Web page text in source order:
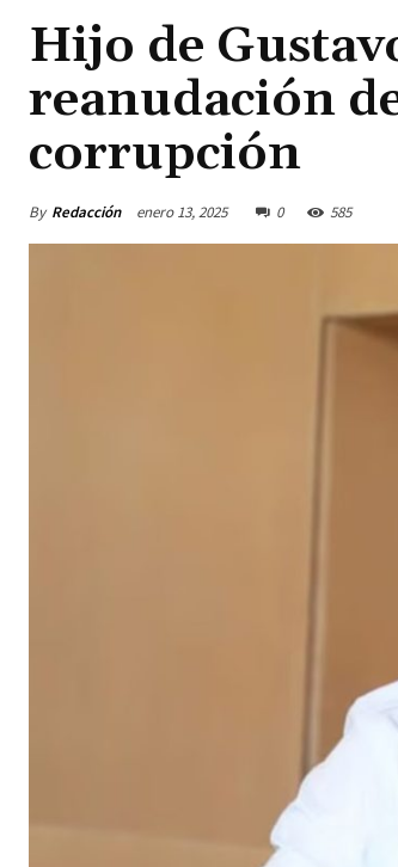
Hijo de
reanudación
corrupción
By Redacción enero 13, 2025 0 585